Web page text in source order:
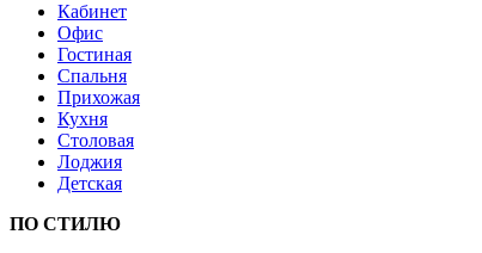
Кабинет
Офис
Гостиная
Спальня
Прихожая
Кухня
Столовая
Лоджия
Детская
ПО СТИЛЮ